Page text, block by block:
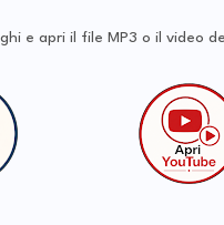
e apri il file MP3 o il video